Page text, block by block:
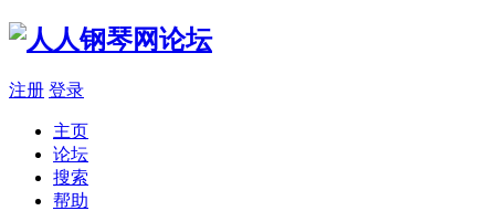
注册 登录
主页
论坛
搜索
帮助